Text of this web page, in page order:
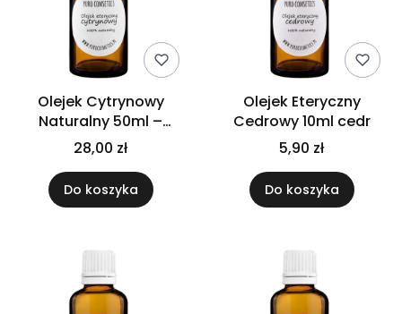
Olejek Cytrynowy
Naturalny 50ml –
Wydajny | Do Sauny i
Sprzątania
28,00 zł
Do koszyka
Olejek Eteryczny
Cedrowy 10ml cedr
5,90 zł
Do koszyka